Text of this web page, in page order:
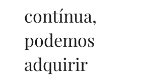
contínua,
podemos
adquirir